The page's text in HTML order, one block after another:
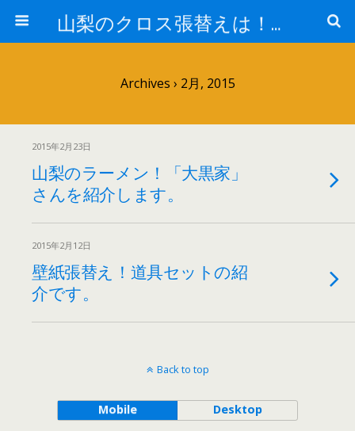
山梨のクロス張替えは！室内装飾ワタナベ！
Archives › 2月, 2015
2015年2月23日
山梨のラーメン！「大黒家」
さんを紹介します。
2015年2月12日
壁紙張替え！道具セットの紹
介です。
Back to top
Mobile Desktop